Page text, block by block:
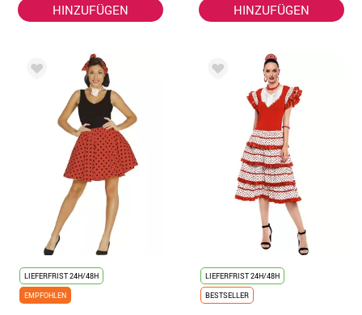
HINZUFÜGEN HINZUFÜGEN
LIEFERFRIST 24H/48H
EMPFOHLEN
LIEFERFRIST 24H/48H
BESTSELLER